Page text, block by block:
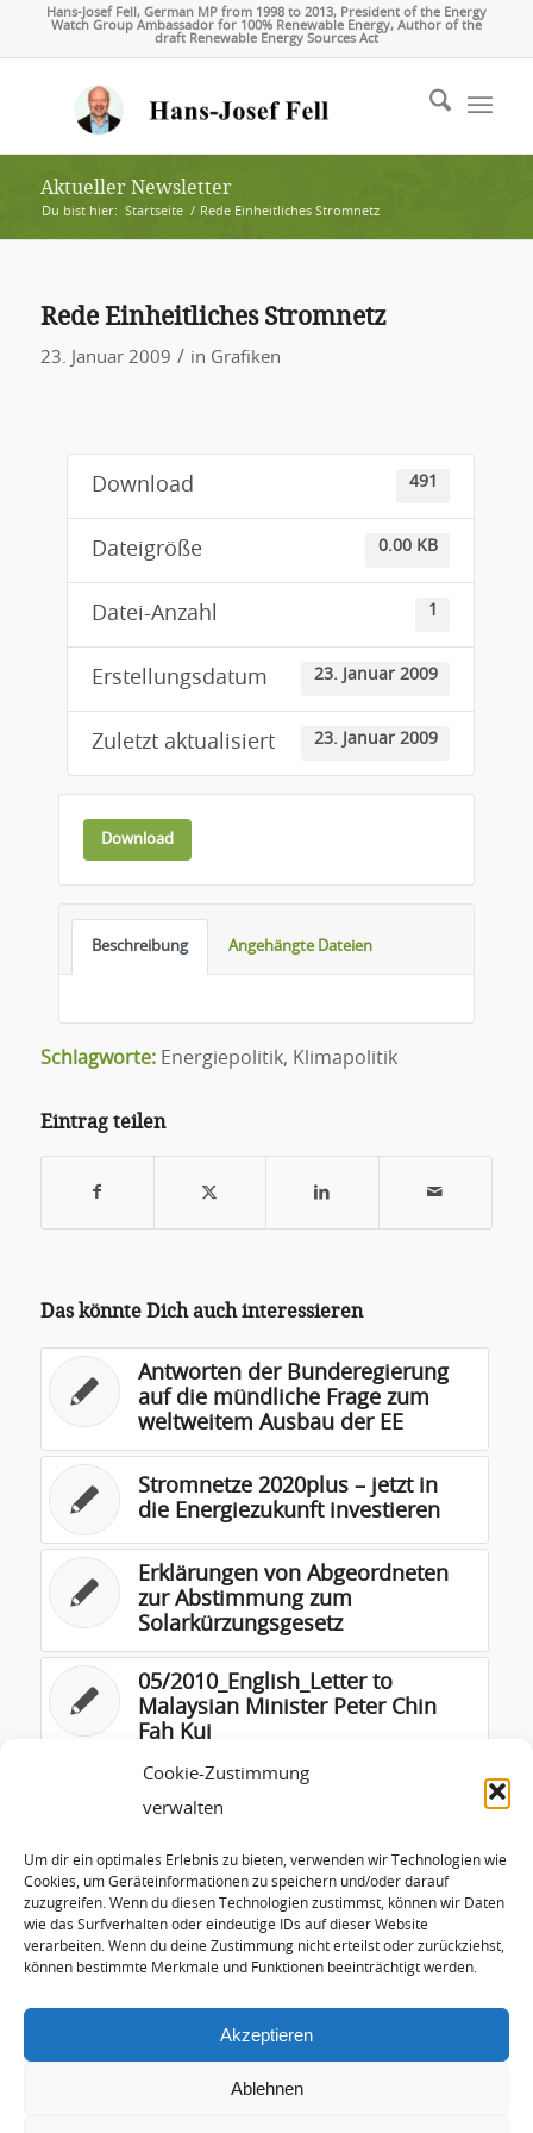
Cookie-Zustimmung
verwalten
Um dir ein optimales Erlebnis zu bieten, verwenden wir Technologien wie
Cookies, um Geräteinformationen zu speichern und/oder darauf
zuzugreifen. Wenn du diesen Technologien zustimmst, können wir Daten
wie das Surfverhalten oder eindeutige IDs auf dieser Website
verarbeiten. Wenn du deine Zustimmung nicht erteilst oder zurückziehst,
können bestimmte Merkmale und Funktionen beeinträchtigt werden.
Akzeptieren
Ablehnen
Hans-Josef Fell, German MP from 1998 to 2013, President of the Energy
Watch Group Ambassador for 100% Renewable Energy, Author of the
draft Renewable Energy Sources Act
Aktueller Newsletter
Du bist hier: Startseite / Rede Einheitliches Stromnetz
Rede Einheitliches Stromnetz
23. Januar 2009 / in Grafiken
Download 491
Dateigröße 0.00 KB
Datei-Anzahl 1
Erstellungsdatum 23. Januar 2009
Zuletzt aktualisiert 23. Januar 2009
Download
Beschreibung Angehängte Dateien
Schlagworte: Energiepolitik, Klimapolitik
Eintrag teilen
Das könnte Dich auch interessieren
Antworten der Bunderegierung
auf die mündliche Frage zum
weltweitem Ausbau der EE
Stromnetze 2020plus – jetzt in
die Energiezukunft investieren
Erklärungen von Abgeordneten
zur Abstimmung zum
Solarkürzungsgesetz
05/2010_English_Letter to
Malaysian Minister Peter Chin
Fah Kui
Grüner Entschließungsantrag
zur AIFM-Umsetzung
EWG: Fossile und Nukleare
Brennstoffe – die künftige
Versorgungssituation (kurz, in
deutsch)